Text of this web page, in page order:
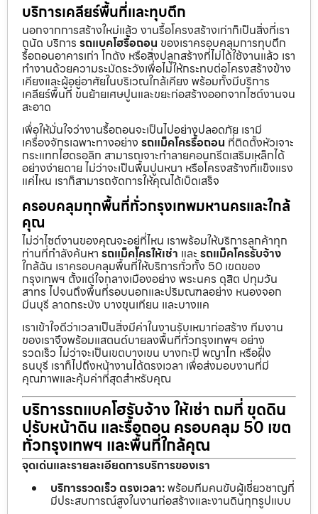
บริการเคลียร์พื้นที่และทุบตึก
นอกจากการสร้างใหม่แล้ว งานรื้อโครงสร้างเก่าก็เป็นสิ่งที่เรา
ถนัด บริการ รถแบคโฮรื้อถอน ของเราครอบคลุมการทุบตึก
รื้อถอนอาคารเก่า โกดัง หรือสิ่งปลูกสร้างที่ไม่ได้ใช้งานแล้ว เรา
ทำงานด้วยความระมัดระวังเพื่อไม่ให้กระทบต่อโครงสร้างข้าง
เคียงและผู้อยู่อาศัยในบริเวณใกล้เคียง พร้อมทั้งมีบริการ
เคลียร์พื้นที่ ขนย้ายเศษปูนและขยะก่อสร้างออกจากไซต์งานจน
สะอาด
เพื่อให้มั่นใจว่างานรื้อถอนจะเป็นไปอย่างปลอดภัย เรามี
เครื่องจักรเฉพาะทางอย่าง รถแม็คโครรื้อถอน ที่ติดตั้งหัวเจาะ
กระแทกไฮดรอลิก สามารถเจาะทำลายคอนกรีตเสริมเหล็กได้
อย่างง่ายดาย ไม่ว่าจะเป็นพื้นปูนหนา หรือโครงสร้างที่แข็งแรง
แค่ไหน เราก็สามารถจัดการให้คุณได้เบ็ดเสร็จ
ครอบคลุมทุกพื้นที่ทั่วกรุงเทพมหานครและใกล้
คุณ
ไม่ว่าไซต์งานของคุณจะอยู่ที่ไหน เราพร้อมให้บริการลูกค้าทุก
ท่านที่กำลังค้นหา รถแม็คโครให้เช่า และ รถแม็คโครรับจ้าง
ใกล้ฉัน เราครอบคลุมพื้นที่ให้บริการทั่วทั้ง 50 เขตของ
กรุงเทพฯ ตั้งแต่ใจกลางเมืองอย่าง พระนคร ดุสิต ปทุมวัน
สาทร ไปจนถึงพื้นที่รอบนอกและปริมณฑลอย่าง หนองจอก
มีนบุรี ลาดกระบัง บางขุนเทียน และบางแค
เราเข้าใจดีว่าเวลาเป็นสิ่งมีค่าในงานรับเหมาก่อสร้าง ทีมงาน
ของเราจึงพร้อมแสตนด์บายลงพื้นที่ทั่วกรุงเทพฯ อย่าง
รวดเร็ว ไม่ว่าจะเป็นเขตบางเขน บางกะปิ พญาไท หรือฝั่ง
ธนบุรี เราก็ไปถึงหน้างานได้ตรงเวลา เพื่อส่งมอบงานที่มี
คุณภาพและคุ้มค่าที่สุดสำหรับคุณ
บริการรถแบคโฮรับจ้าง ให้เช่า ถมที่ ขุดดิน
ปรับหน้าดิน และรื้อถอน ครอบคลุม 50 เขต
ทั่วกรุงเทพฯ และพื้นที่ใกล้คุณ
จุดเด่นและรายละเอียดการบริการของเรา
บริการรวดเร็ว ตรงเวลา:พร้อมทีมคนขับผู้เชี่ยวชาญที่
มีประสบการณ์สูงในงานก่อสร้างและงานดินทุกรูปแบบ